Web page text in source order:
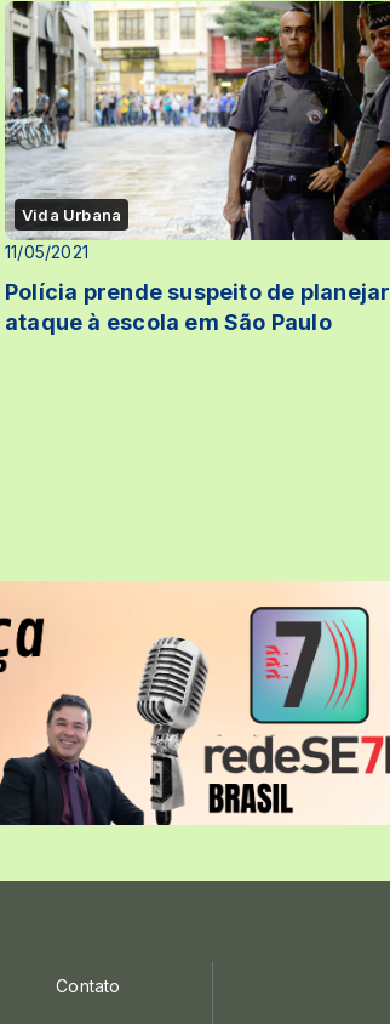
Vida Urbana
11/05/2021
Polícia prende suspeito de planejar
ataque à escola em São Paulo
Contato